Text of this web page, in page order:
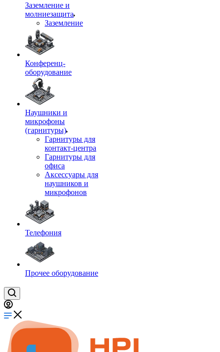
Заземление и
молниезащита
Заземление
Конференц-
оборудование
Наушники и
микрофоны
(гарнитуры)
Гарнитуры для
контакт-центра
Гарнитуры для
офиса
Аксессуары для
наушников и
микрофонов
Телефония
Прочее оборудование